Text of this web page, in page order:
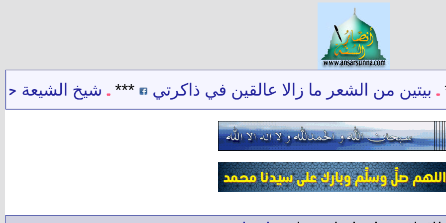
من الشعر ما زالا عالقين في ذاكرتي *** شيخ الشيعة